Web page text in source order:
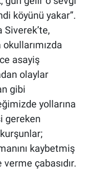
köyünü yakar”.
Siverek’te,
asayiş
olaylar
gibi
yollarına
gereken
kaybetmiş
çabasıdır.